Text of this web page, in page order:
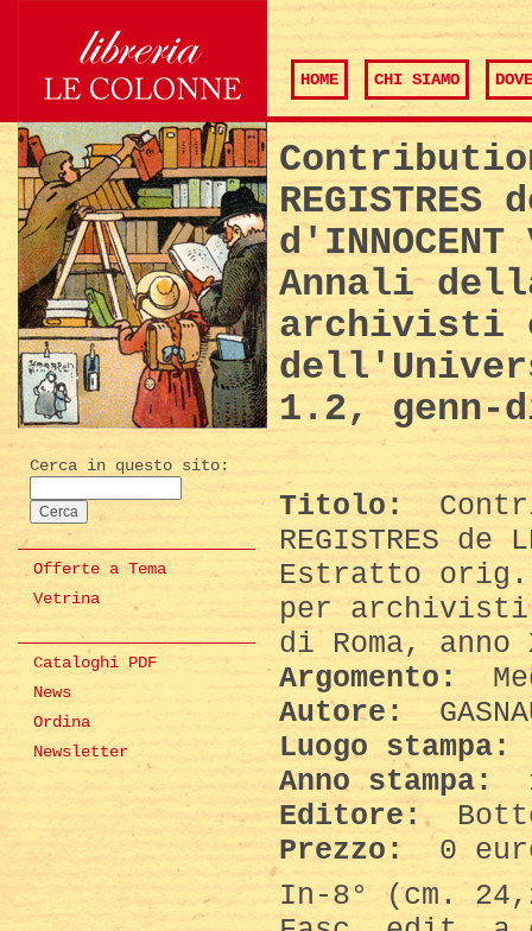
HOME CHI SIAMO
Cerca in questo sito:
Offerte a Tema
Vetrina
Cataloghi PDF
News
Ordina
Newsletter
REGISTRES
Annali
archivisti
1.2, genn-
Titolo:
REGISTRES de
Estratto orig.
per
di Roma,
Argomento:
Autore:
Luogo stampa:
Anno stampa:
Editore:
Prezzo:
0
In-8° (cm.